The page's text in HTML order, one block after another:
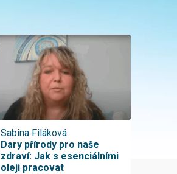
Sabina Filáková
Dary přírody pro naše
zdraví: Jak s esenciálními
oleji pracovat